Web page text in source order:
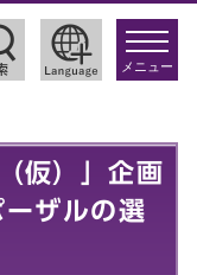
toggle
メニュー
仮）」企画
ザルの選